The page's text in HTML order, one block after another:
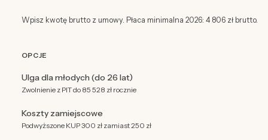
Wpisz kwotę brutto z umowy. Płaca minimalna 2026: 4 806 zł brutto.
OPCJE
Ulga dla młodych (do 26 lat)
Zwolnienie z PIT do 85 528 zł rocznie
Koszty zamiejscowe
Podwyższone KUP 300 zł zamiast 250 zł